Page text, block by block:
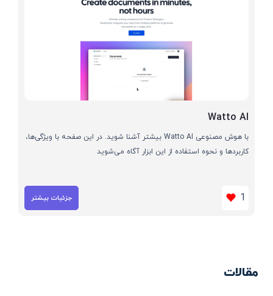
Watto AI
با هوش مصنوعی Watto AI بیشتر آشنا شوید. در این صفحه با ویژگی‌ها،
کاربردها و نحوه استفاده از این ابزار آگاه می‌شوید
1 جزئیات بیشتر
مقالات